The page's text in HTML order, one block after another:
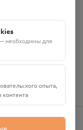
«Смоленский
область, р-н
пом. 18
АО "АЛЬФА-БАНК"
необходимы для
опыта,
контента